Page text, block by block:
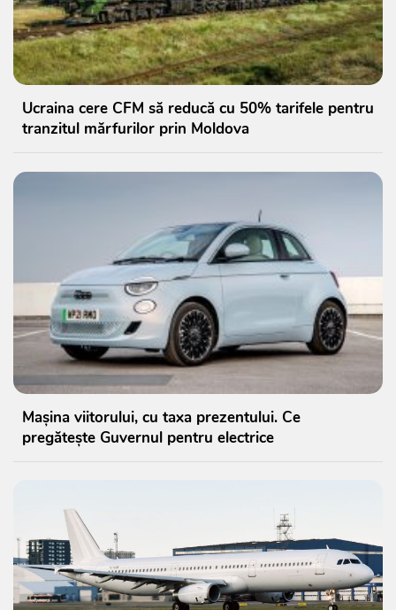
Ucraina cere CFM să reducă cu 50% tarifele pentru
tranzitul mărfurilor prin Moldova
Mașina viitorului, cu taxa prezentului. Ce
pregătește Guvernul pentru electrice